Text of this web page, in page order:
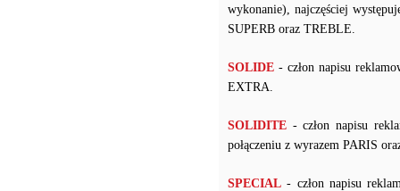
wykonanie), najczęściej
SUPERB oraz TREBLE.
SOLIDE - człon napisu
EXTRA.
SOLIDITE - człon napisu
połączeniu z wyrazem PARIS
SPECIAL - człon napisu